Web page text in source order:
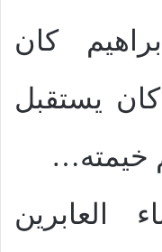
كان
يستقبل
خيمته…
العابرين